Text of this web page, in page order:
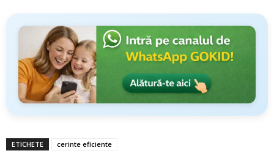
ETICHETE cerinte eficiente